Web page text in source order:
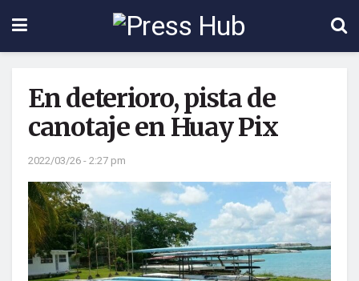
En deterioro, pista de
canotaje en Huay Pix
2022/03/26 - 2:27 pm